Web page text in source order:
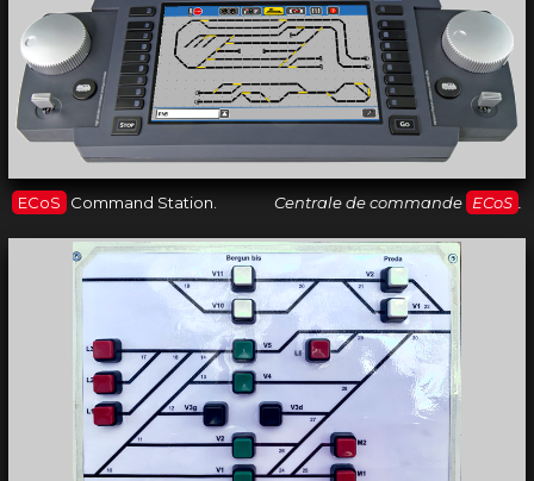
ECoS Command Station. Centrale de commande ECoS